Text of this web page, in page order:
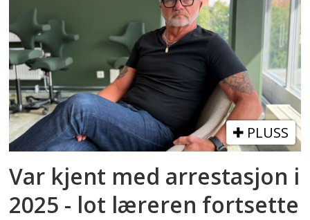
PLUSS
Var kjent med arrestasjon i
2025 - lot læreren fortsette